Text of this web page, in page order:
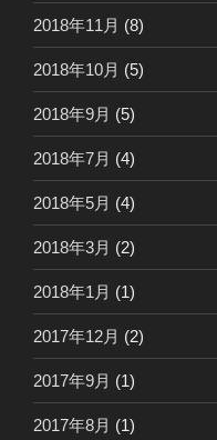
2018年11月 (8)
2018年10月 (5)
2018年9月 (5)
2018年7月 (4)
2018年5月 (4)
2018年3月 (2)
2018年1月 (1)
2017年12月 (2)
2017年9月 (1)
2017年8月 (1)